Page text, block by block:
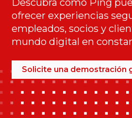
ofrecer experiencias
empleados, socios y
mundo digital en
Solicite una demostración